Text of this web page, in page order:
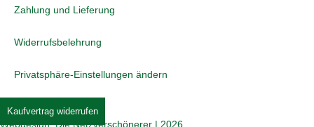
Zahlung und Lieferung
Widerrufsbelehrung
Privatsphäre-Einstellungen ändern
Kaufvertrag widerrufen
Webdesign: Die Netzverschönerer | 2026